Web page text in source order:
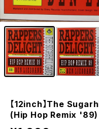
【12inch】The
(Hip Hop Remix '89)